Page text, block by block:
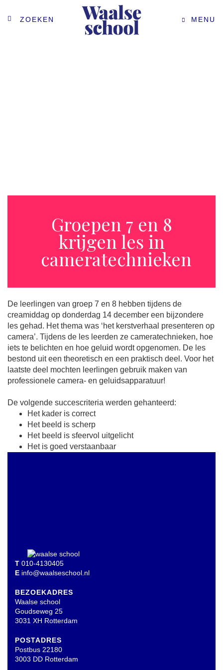
ZOEKEN MENU
Groepen 7 en 8
krijgen les in
cameratechnieken
De leerlingen van groep 7 en 8 hebben tijdens de
creamiddag op donderdag 14 december een bijzondere
les gehad. Het thema was ‘het kerstverhaal presenteren op
camera’. Tijdens de les leerden ze cameratechnieken, hoe
iets te belichten en hoe geluid wordt opgenomen. De les
bestond uit een theoretisch en een praktisch deel. Voor het
laatste deel mochten leerlingen gebruik maken van
professionele camera- en geluidsapparatuur!
De volgende succescriteria werden gehanteerd:
Het kader is correct
Het beeld is scherp
Het beeld is sfeervol uitgelicht
Het is goed verstaanbaar
T 010-4130405
E info@waalseschool.nl
BEZOEKADRES
Waalse school
Goudseweg 25
3031 XH Rotterdam
POSTADRES
Postbus 22180
3003 DD Rotterdam